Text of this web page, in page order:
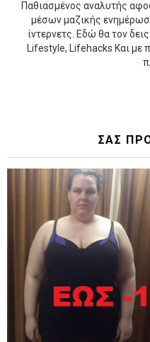
Παθιασμένος αναλυτής
μέσων μαζικής
ίντερνετς. Εδώ θα τον
Lifestyle, Lifehacks Και με
ΣΑΣ